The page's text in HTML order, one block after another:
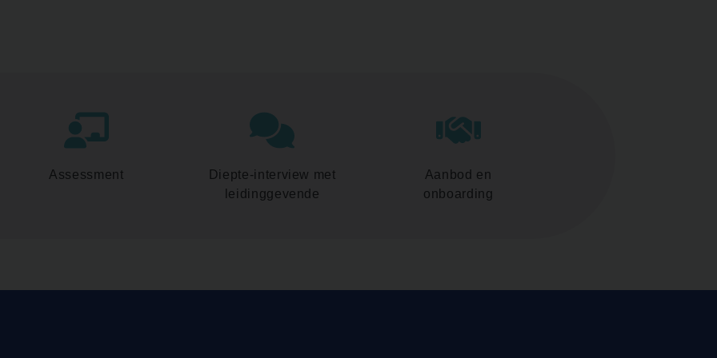
Assessment
Diepte-interview met
leidinggevende
Aanbod en
onboarding